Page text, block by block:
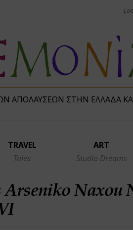
ΑΠΟΛΑΎΣΕΩΝ ΣΤΗΝ ΕΛΛΆΔΑ
TRAVEL
Tales
ART
Studio Dreams
Naxou